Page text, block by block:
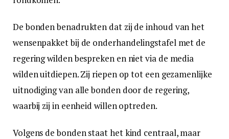
De bonden benadrukten dat zij de inhoud van het
wensenpakket bij de onderhandelingstafel met de
regering wilden bespreken en niet via de media
wilden uitdiepen. Zij riepen op tot een gezamenlijke
uitnodiging van alle bonden door de regering,
waarbij zij in eenheid willen optreden.
Volgens de bonden staat het kind centraal, maar